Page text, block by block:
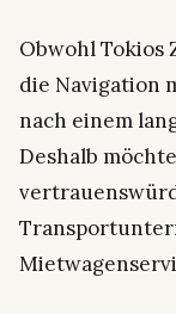
Obwohl Tokios
die Navigation
nach einem
Deshalb